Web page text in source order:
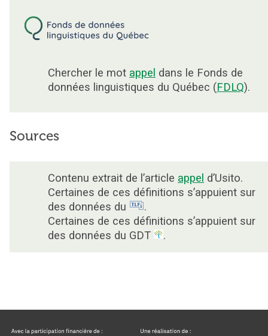
Chercher le mot appel dans le Fonds de
données linguistiques du Québec (FDLQ).
Sources
Contenu extrait de l’article appel d’Usito.
Certaines de ces définitions s’appuient sur
des données du
.
Certaines de ces définitions s’appuient sur
des données du GDT
.